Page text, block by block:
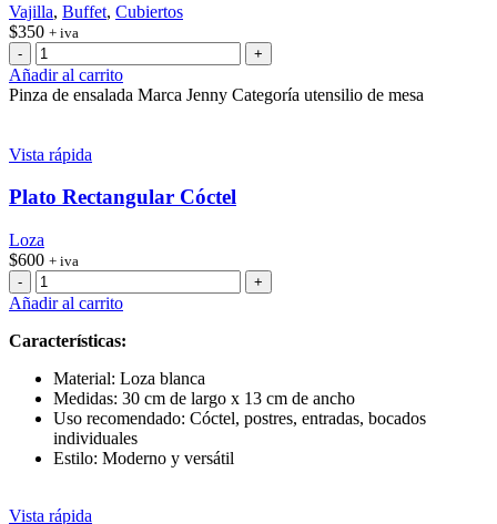
Vajilla, Buffet, Cubiertos
$350 + iva
Pinza
de
ensaladas
Añadir al carrito
Pinza de ensalada Marca Jenny Categoría utensilio de mesa
Vista rápida
Plato Rectangular Cóctel
Loza
$600 + iva
Plato
Rectangular
cantidad
Añadir al carrito
Características:
Material: Loza blanca
Medidas: 30 cm de largo x 13 cm de ancho
Uso recomendado: Cóctel, postres, entradas, bocados
individuales
Estilo: Moderno y versátil
Vista rápida